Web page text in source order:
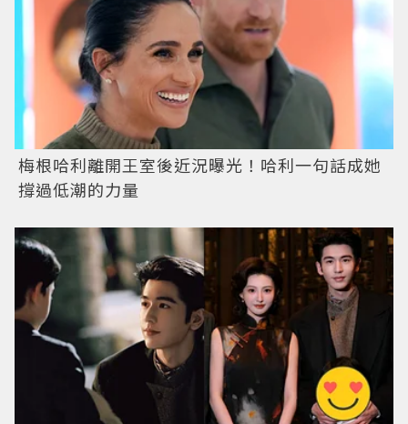
梅根哈利離開王室後近況曝光！哈利一句話成她
撐過低潮的力量